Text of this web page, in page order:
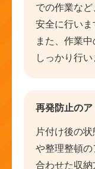
での作業な
安全に行いま
また、作業
しっかり行い
再発防止のア
片付け後の
や整理整頓
合わせた収